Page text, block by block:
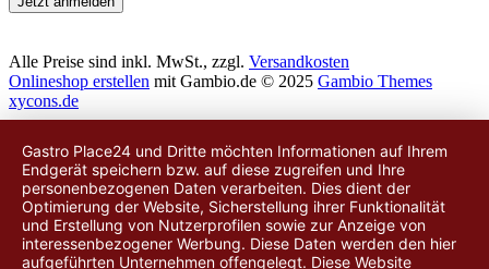
Alle Preise sind inkl. MwSt., zzgl. Versandkosten
Onlineshop erstellen mit Gambio.de © 2025 Gambio Themes
xycons.de
Gastro Place24 und Dritte möchten Informationen auf Ihrem
Endgerät speichern bzw. auf diese zugreifen und Ihre
personenbezogenen Daten verarbeiten. Dies dient der
Optimierung der Website, Sicherstellung ihrer Funktionalität
und Erstellung von Nutzerprofilen sowie zur Anzeige von
interessenbezogener Werbung. Diese Daten werden den hier
aufgeführten Unternehmen offengelegt. Diese Website